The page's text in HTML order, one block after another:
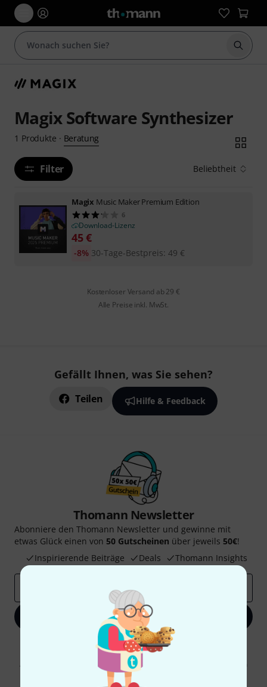
Suche
Magix Software Synthesizer
1 Produkte · Beratung
Filter Beliebtheit
Magix Music Maker Premium Edition
6
Download-Lizenz
45€
30-Tage-Bestpreis: 49 €
-8%
Kostenloser Versand ab 29 €
Alle Preise inkl. MwSt.
Gefällt Ihnen, was Sie sehen?
Teilen Hilfe & Feedback
Thomann Newsletter
Abonniere den Thomann Newsletter und gewinne mit
etwas Glück einen von 50 Gutscheinen über jeweils 50€!
Inspirierende Beiträge
Deals Thomann Insights
Jetzt anmelden
Mit Klick auf „Jetzt anmelden“ stimmen Sie dem Erhalt von E-Mail-
Werbung und einer Messung des E-Mail-Nutzungsverhaltens zu. Die
Abmeldung ist jederzeit möglich. Weitere Informationen finden Sie in
unserenDatenschutzhinweisen